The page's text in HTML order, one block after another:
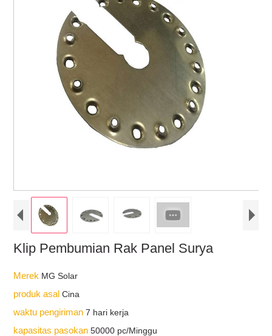
Klip Pembumian Rak Panel Surya
Merek MG Solar
produk asalCina
waktu pengiriman7 hari kerja
kapasitas pasokan50000 pc/Minggu